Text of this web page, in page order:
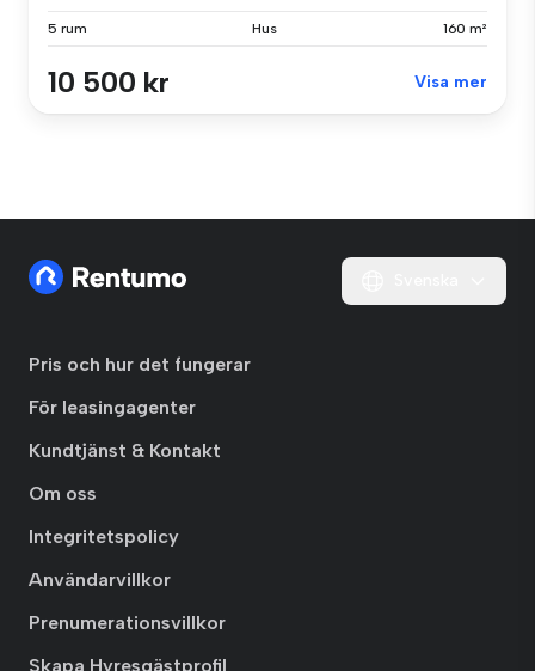
5 rum Hus 160 m²
10 500 kr Visa mer
Pris och hur det fungerar
För leasingagenter
Kundtjänst & Kontakt
Om oss
Integritetspolicy
Användarvillkor
Prenumerationsvillkor
Skapa Hyresgästprofil